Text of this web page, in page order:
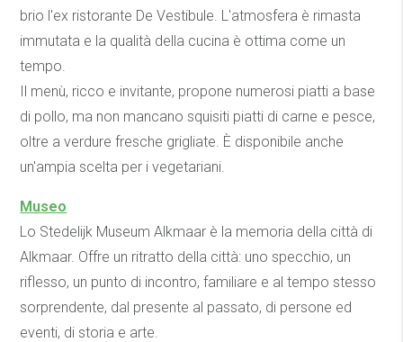
brio l'ex ristorante De Vestibule. L'atmosfera è rimasta
immutata e la qualità della cucina è ottima come un
tempo.
Il menù, ricco e invitante, propone numerosi piatti a base
di pollo, ma non mancano squisiti piatti di carne e pesce,
oltre a verdure fresche grigliate. È disponibile anche
un'ampia scelta per i vegetariani.
Museo
Lo Stedelijk Museum Alkmaar è la memoria della città di
Alkmaar. Offre un ritratto della città: uno specchio, un
riflesso, un punto di incontro, familiare e al tempo stesso
sorprendente, dal presente al passato, di persone ed
eventi, di storia e arte.